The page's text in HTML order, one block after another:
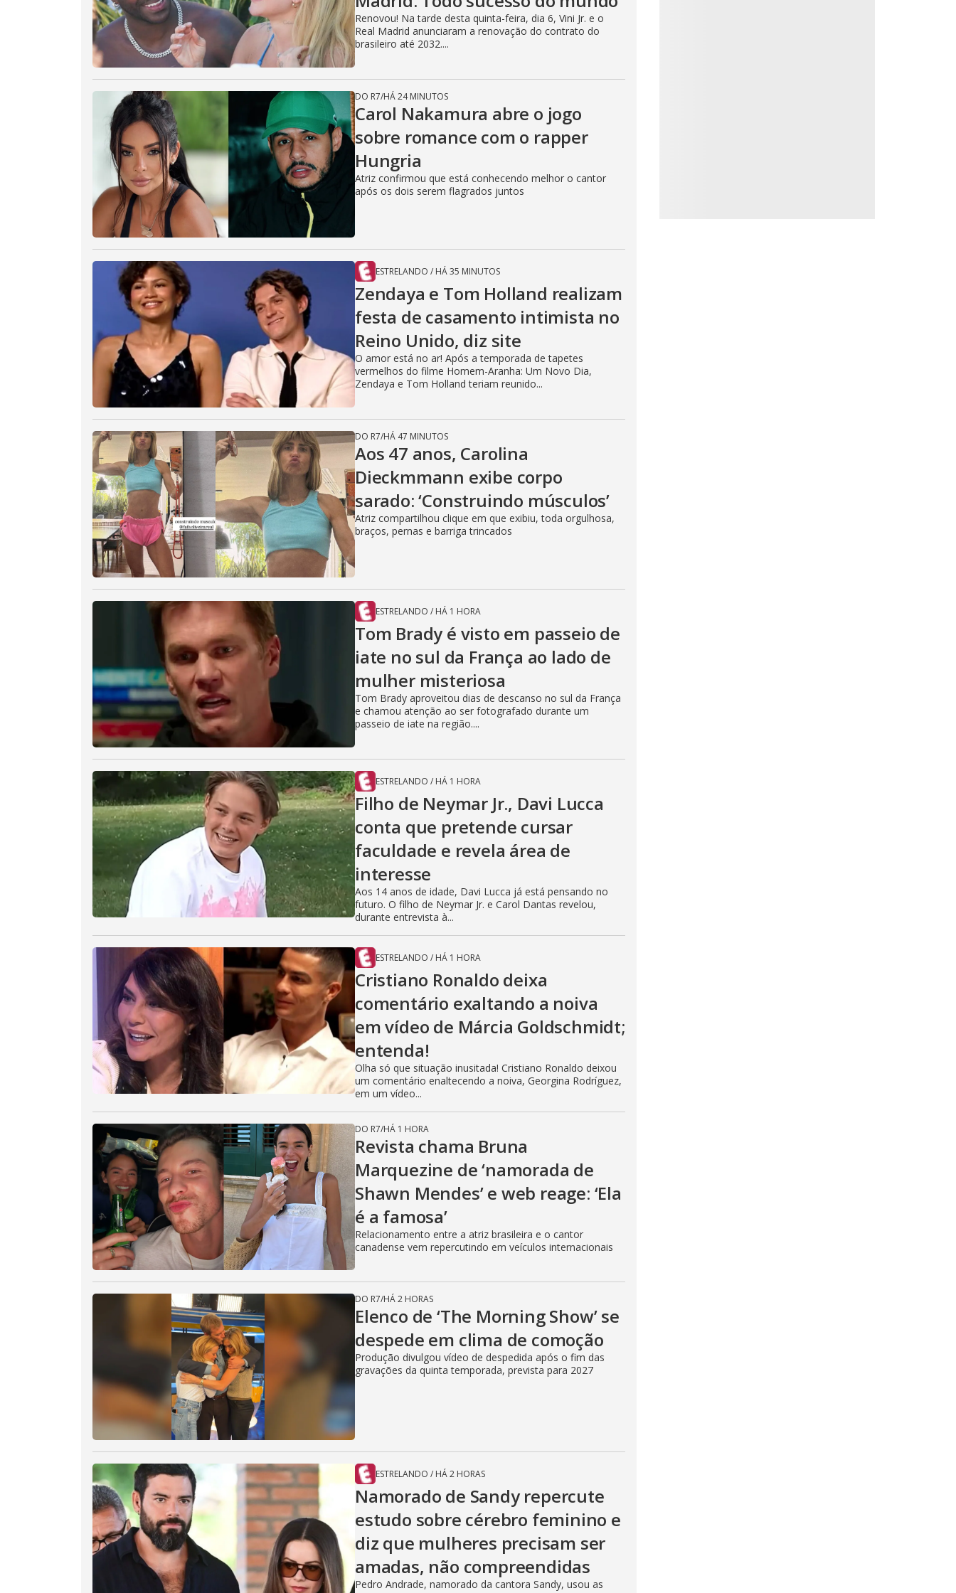
i
d
e
o
Renovou! Na tarde desta quinta-feira, dia 6, Vini Jr. e o
Real Madrid anunciaram a renovação do contrato do
brasileiro até 2032....
DO R7/HÁ 24 MINUTOS
Carol Nakamura abre o jogo
sobre romance com o rapper
Hungria
Atriz confirmou que está conhecendo melhor o cantor
após os dois serem flagrados juntos
ESTRELANDO / HÁ 35 MINUTOS
Zendaya e Tom Holland realizam
festa de casamento intimista no
Reino Unido, diz site
O amor está no ar! Após a temporada de tapetes
vermelhos do filme Homem-Aranha: Um Novo Dia,
Zendaya e Tom Holland teriam reunido...
DO R7/HÁ 47 MINUTOS
Aos 47 anos, Carolina
Dieckmmann exibe corpo
sarado: ‘Construindo músculos’
Atriz compartilhou clique em que exibiu, toda orgulhosa,
braços, pernas e barriga trincados
ESTRELANDO / HÁ 1 HORA
Tom Brady é visto em passeio de
iate no sul da França ao lado de
mulher misteriosa
Tom Brady aproveitou dias de descanso no sul da França
e chamou atenção ao ser fotografado durante um
passeio de iate na região....
ESTRELANDO / HÁ 1 HORA
Filho de Neymar Jr., Davi Lucca
conta que pretende cursar
faculdade e revela área de
interesse
Aos 14 anos de idade, Davi Lucca já está pensando no
futuro. O filho de Neymar Jr. e Carol Dantas revelou,
durante entrevista à...
ESTRELANDO / HÁ 1 HORA
Cristiano Ronaldo deixa
comentário exaltando a noiva
em vídeo de Márcia Goldschmidt;
entenda!
Olha só que situação inusitada! Cristiano Ronaldo deixou
um comentário enaltecendo a noiva, Georgina Rodríguez,
em um vídeo...
DO R7/HÁ 1 HORA
Revista chama Bruna
Marquezine de ‘namorada de
Shawn Mendes’ e web reage: ‘Ela
é a famosa’
Relacionamento entre a atriz brasileira e o cantor
canadense vem repercutindo em veículos internacionais
DO R7/HÁ 2 HORAS
Elenco de ‘The Morning Show’ se
despede em clima de comoção
Produção divulgou vídeo de despedida após o fim das
gravações da quinta temporada, prevista para 2027
ESTRELANDO / HÁ 2 HORAS
Namorado de Sandy repercute
estudo sobre cérebro feminino e
diz que mulheres precisam ser
amadas, não compreendidas
Pedro Andrade, namorado da cantora Sandy, usou as